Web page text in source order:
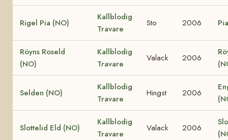
Rigel Pia (NO)
Kallblodig
Travare
Sto 2006
Röyns Roseld
(NO)
Kallblodig
Travare
Valack 2006
Selden (NO)
Kallblodig
Travare
Hingst 2006
Slottelid Eld (NO)
Kallblodig
Travare
Valack 2006